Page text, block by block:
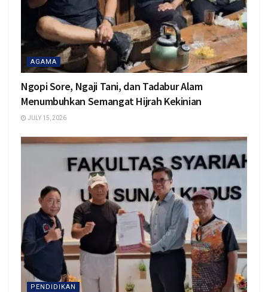
AGAMA
Ngopi Sore, Ngaji Tani, dan Tadabur Alam
Menumbuhkan Semangat Hijrah Kekinian
JULY 15, 2026
PENDIDIKAN